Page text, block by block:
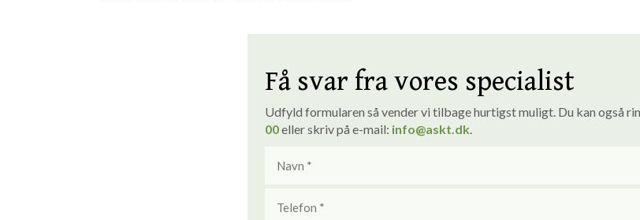
Få svar fra vores specialist
Udfyld formularen så vender vi tilbage hurtigst muligt. ​Du kan også
00eller skriv på e-mail: info@askt.dk